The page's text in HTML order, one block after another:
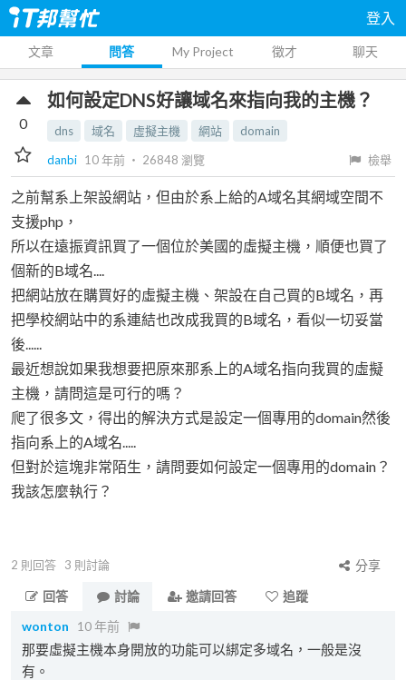
登入
文章 問答 My Project 徵才 聊天
如何設定DNS好讓域名來指向我的主機？
dns 域名 虛擬主機 網站
domain
danbi 10 年前 ‧ 26848 瀏覽 檢舉
0
之前幫系上架設網站，但由於系上給的A域名其網域空間不
支援php，
所以在遠振資訊買了一個位於美國的虛擬主機，順便也買了
個新的B域名....
把網站放在購買好的虛擬主機、架設在自己買的B域名，再
把學校網站中的系連結也改成我買的B域名，看似一切妥當
後......
最近想說如果我想要把原來那系上的A域名指向我買的虛擬
主機，請問這是可行的嗎？
爬了很多文，得出的解決方式是設定一個專用的domain然後
指向系上的A域名.....
但對於這塊非常陌生，請問要如何設定一個專用的domain？
我該怎麼執行？
2 則回答 3 則討論
分享
回答
討論 邀請回答
追蹤
wonton
10 年前
那要虛擬主機本身開放的功能可以綁定多域名，一般是沒
有。